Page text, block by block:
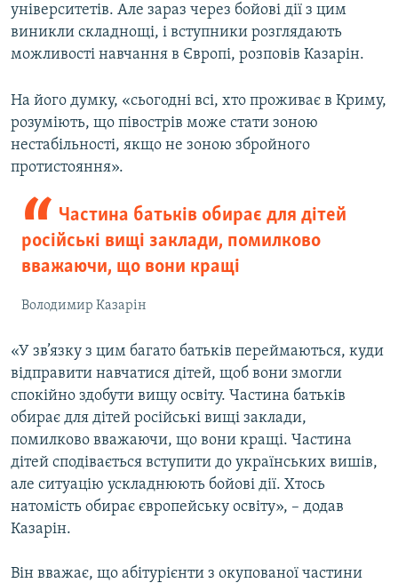
університетів. Але зараз через бойові дії з цим
виникли складнощі, і вступники розглядають
можливості навчання в Європі, розповів Казарін.
На його думку, «сьогодні всі, хто проживає в Криму,
розуміють, що півострів може стати зоною
нестабільності, якщо не зоною збройного
протистояння».
Частина батьків обирає для дітей
російські вищі заклади, помилково
вважаючи, що вони кращі
Володимир Казарін
«У зв’язку з цим багато батьків переймаються, куди
відправити навчатися дітей, щоб вони змогли
спокійно здобути вищу освіту. Частина батьків
обирає для дітей російські вищі заклади,
помилково вважаючи, що вони кращі. Частина
дітей сподівається вступити до українських вишів,
але ситуацію ускладнюють бойові дії. Хтось
натомість обирає європейську освіту», – додав
Казарін.
Він вважає, що абітурієнти з окупованої частини